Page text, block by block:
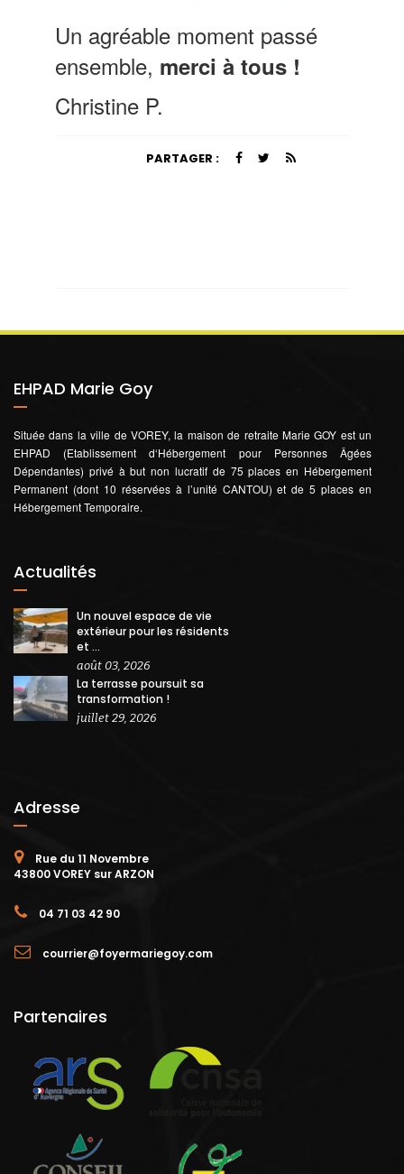
Un agréable moment passé
ensemble, merci à tous !
Christine P.
PARTAGER :
EHPAD Marie Goy
Située dans la ville de VOREY, la maison de retraite Marie GOY est un
EHPAD (Etablissement d‘Hébergement pour Personnes Âgées
Dépendantes) privé à but non lucratif de 75 places en Hébergement
Permanent (dont 10 réservées à l’unité CANTOU) et de 5 places en
Hébergement Temporaire.
Actualités
Un nouvel espace de vie
extérieur pour les résidents
et ...
août 03, 2026
La terrasse poursuit sa
transformation !
juillet 29, 2026
Adresse
Rue du 11 Novembre
43800 VOREY sur ARZON
04 71 03 42 90
courrier@foyermariegoy.com
Partenaires